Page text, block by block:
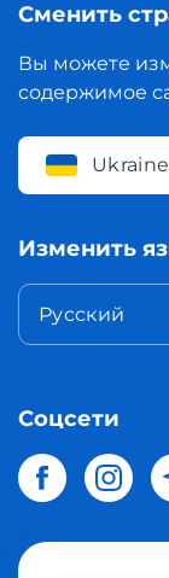
Сменить
Вы можете
содержимое
Ukraine
Изменить
Русский
Соцсети